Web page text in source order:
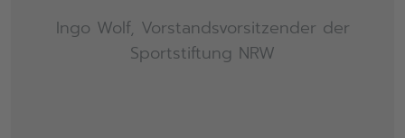
Ingo Wolf, Vorstandsvorsitzender der
Sportstiftung NRW